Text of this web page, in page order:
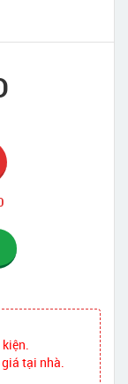
tại nhà.